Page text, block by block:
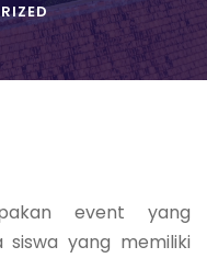
event yang
yang memiliki